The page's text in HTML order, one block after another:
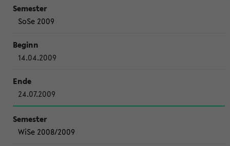
SoSe 2009
14.04.2009
24.07.2009
WiSe 2008/2009